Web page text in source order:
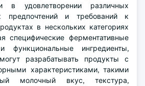
в удовлетворении различных
предпочтений и требований к
в нескольких категориях
специфические ферментативные
ингредиенты,
разрабатывать продукты с
характеристиками, такими
молочный вкус, текстура,